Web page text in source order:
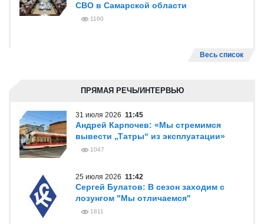
СВО в Самарской области
1160
Весь список
ПРЯМАЯ РЕЧЬ/ИНТЕРВЬЮ
31 июля 2026 11:45
Андрей Карпочев: «Мы стремимся
вывести „Татры“ из эксплуатации»
1047
25 июля 2026 11:42
Сергей Булатов: В сезон заходим с
лозунгом "Мы отличаемся"
1811